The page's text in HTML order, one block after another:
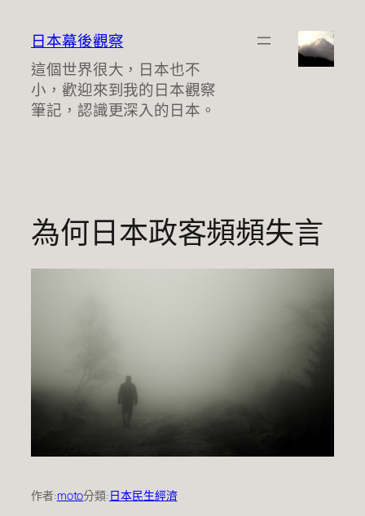
日本幕後觀察
這個世界很大，日本也不
小，歡迎來到我的日本觀察
筆記，認識更深入的日本。
為何日本政客頻頻失言
作者:moto分類:日本民生經濟